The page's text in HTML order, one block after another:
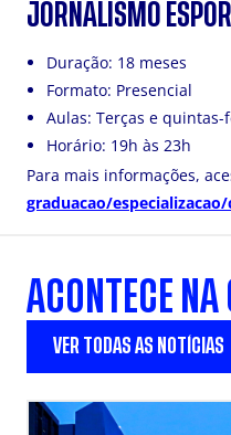
JORNALISMO
Duração: 18 meses
Formato: Presencial
Aulas: Terças e quintas-
Horário: 19h às 23h
Para mais informações,
graduacao/
ACONTECE NA
VER TODAS AS NOTÍCIAS